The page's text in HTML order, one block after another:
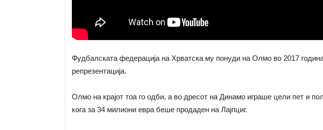
Фудбалската федерација на Хрватска му понуди на Олмо во 2017
репрезентација.
Олмо на крајот тоа го одби, а во дресот на Динамо играше цели пет и
кога за 34 милиони евра беше продаден на Лајпциг.